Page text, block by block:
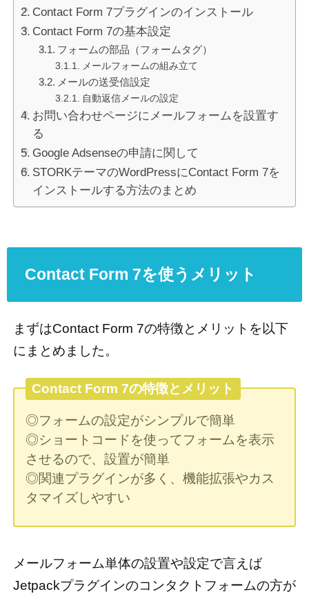
Contact Form 7プラグインのインストール
Contact Form 7の基本設定
フォームの部品（フォームタグ）
メールフォームの組み立て
メールの送受信設定
自動返信メールの設定
お問い合わせページにメールフォームを設置す
る
Google Adsenseの申請に関して
STORKテーマのWordPressにContact Form 7を
インストールする方法のまとめ
Contact Form 7を使うメリット
まずはContact Form 7の特徴とメリットを以下
にまとめました。
Contact Form 7の特徴とメリット
◎フォームの設定がシンプルで簡単
◎ショートコードを使ってフォームを表示
させるので、設置が簡単
◎関連プラグインが多く、機能拡張やカス
タマイズしやすい
メールフォーム単体の設置や設定で言えば
Jetpackプラグインのコンタクトフォームの方が